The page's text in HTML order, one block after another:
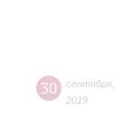
30 сентября
2019